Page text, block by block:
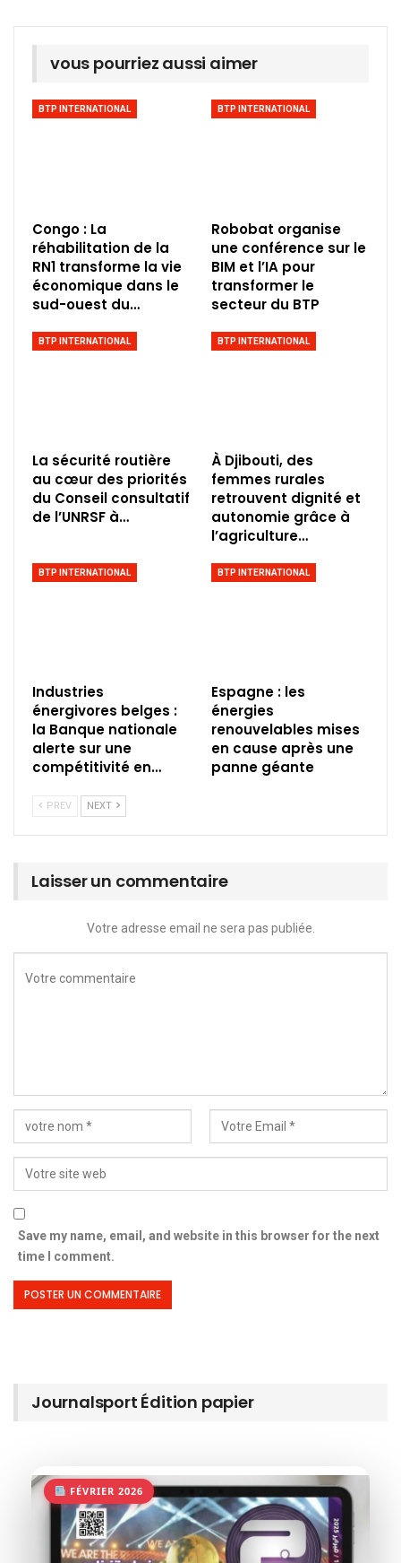
vous pourriez aussi aimer
BTP INTERNATIONAL
Congo : La
réhabilitation de la
RN1 transforme la vie
économique dans le
sud-ouest du…
BTP INTERNATIONAL
Robobat organise
une conférence sur le
BIM et l’IA pour
transformer le
secteur du BTP
BTP INTERNATIONAL
La sécurité routière
au cœur des priorités
du Conseil consultatif
de l’UNRSF à…
BTP INTERNATIONAL
À Djibouti, des
femmes rurales
retrouvent dignité et
autonomie grâce à
l’agriculture…
BTP INTERNATIONAL
Industries
énergivores belges :
la Banque nationale
alerte sur une
compétitivité en…
BTP INTERNATIONAL
Espagne : les
énergies
renouvelables mises
en cause après une
panne géante
PREV NEXT
Laisser un commentaire
Votre adresse email ne sera pas publiée.
Save my name, email, and website in this browser for the next
time I comment.
Journalsport Édition papier
FÉVRIER 2026